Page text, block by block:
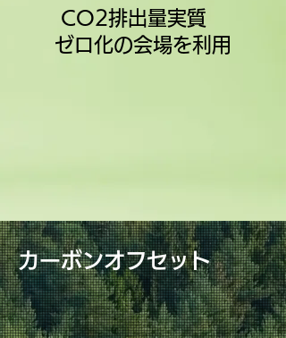
CO2排出量実質
ゼロ化の会場を利用
カーボンオフセット